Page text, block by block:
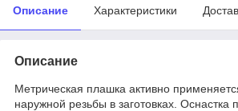
Описание Характеристики
Описание
Метрическая плашка активно
наружной резьбы в заготовках. Оснастка